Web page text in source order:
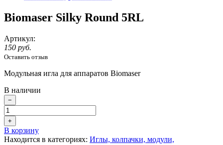
Biomaser Silky Round 5RL
Артикул:
150 руб.
Оставить отзыв
Модульная игла для аппаратов Biomaser
В наличии
−
+
В корзину
Находится в категориях: Иглы, колпачки, модули,